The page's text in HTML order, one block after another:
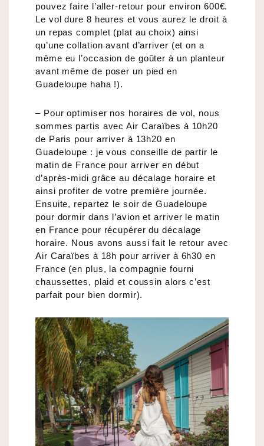
pouvez faire l’aller-retour pour environ 600€.
Le vol dure 8 heures et vous aurez le droit à
un repas complet (plat au choix) ainsi
qu’une collation avant d’arriver (et on a
même eu l’occasion de goûter à un planteur
avant même de poser un pied en
Guadeloupe haha !).
– Pour optimiser nos horaires de vol, nous
sommes partis avec Air Caraïbes à 10h20
de Paris pour arriver à 13h20 en
Guadeloupe : je vous conseille de partir le
matin de France pour arriver en début
d’après-midi grâce au décalage horaire et
ainsi profiter de votre première journée.
Ensuite, repartez le soir de Guadeloupe
pour dormir dans l’avion et arriver le matin
en France pour récupérer du décalage
horaire. Nous avons aussi fait le retour avec
Air Caraïbes à 18h pour arriver à 6h30 en
France (en plus, la compagnie fourni
chaussettes, plaid et coussin alors c’est
parfait pour bien dormir).